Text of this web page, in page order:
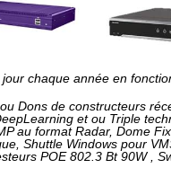
chaque année en
Dons de constructeurs
et ou Triple
au format Radar, Dome
Shuttle Windows pour
POE 802.3 Bt 90W ,